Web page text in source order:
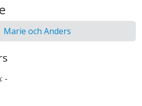
Marie och Anders
-